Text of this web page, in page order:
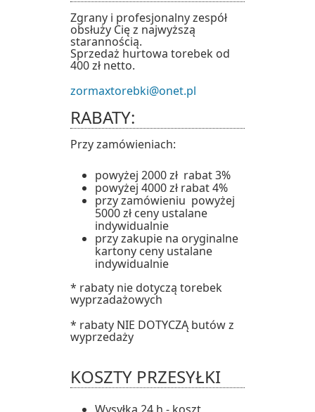
Zgrany i profesjonalny zespół
obsłuży Cię z najwyższą
starannością.
Sprzedaż hurtowa torebek od
400 zł netto.
zormaxtorebki@onet.pl
RABATY:
Przy zamówieniach:
powyżej 2000 zł rabat 3%
powyżej 4000 zł rabat 4%
przy zamówieniu powyżej
5000 zł ceny ustalane
indywidualnie
przy zakupie na oryginalne
kartony ceny ustalane
indywidualnie
* rabaty nie dotyczą torebek
wyprzadażowych
* rabaty NIE DOTYCZĄ butów z
wyprzedaży
KOSZTY PRZESYŁKI